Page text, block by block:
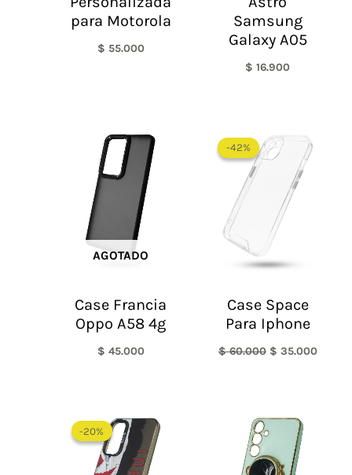
para Motorola
$ 55.000
Samsung
Galaxy A05
$ 16.900
AGOTADO
Case Francia
Oppo A58 4g
$ 45.000
-42%
-42%
Case Space
Para Iphone
$60.000
precio
original
$ 60.000.
$ 35.000
-20%
-20%
precio
original
era:
$ 60.000.